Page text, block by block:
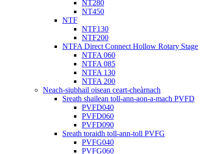
NT280
NT450
NTF
NTF130
NTF200
NTFA Direct Connect Hollow Rotary Stage
NTFA 060
NTFA 085
NTFA 130
NTFA 200
Neach-siubhail oisean ceart-cheàrnach
Sreath shailean toll-ann-aon-a-mach PVFD
PVFD040
PVFD060
PVFD090
Sreath toraidh toll-ann-toll PVFG
PVFG040
PVFG060